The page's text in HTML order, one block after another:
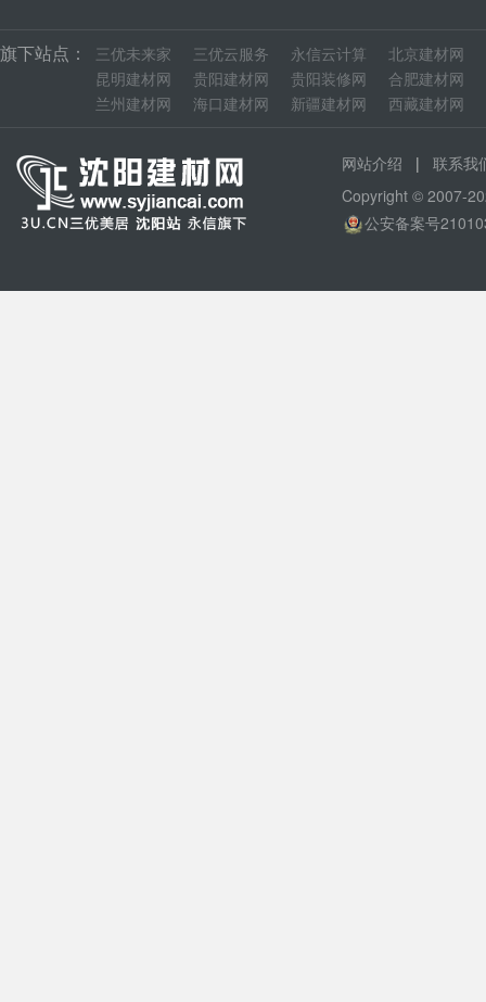
旗下站点： 三优未来家 三优云服务 永信云计算 北京建材网
昆明建材网
贵阳建材网 贵阳装修网 合肥建材网
兰州建材网
海口建材网 新疆建材网 西藏建材网
网站介绍 | 联系我
Copyright © 2007-
公安备案号